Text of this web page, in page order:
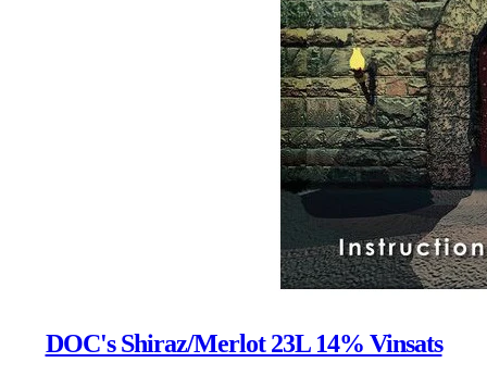
DOC's Shiraz/Merlot 23L 14% Vinsats